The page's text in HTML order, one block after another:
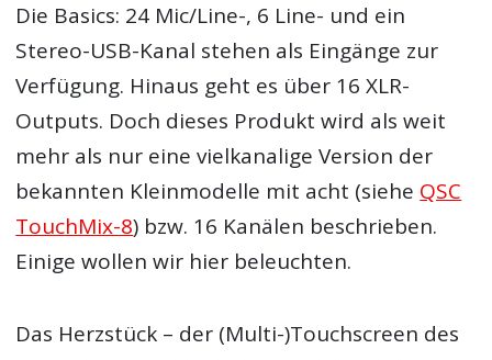
Die Basics: 24 Mic/Line-, 6 Line- und ein
Stereo-USB-Kanal stehen als Eingänge zur
Verfügung. Hinaus geht es über 16 XLR-
Outputs. Doch dieses Produkt wird als weit
mehr als nur eine vielkanalige Version der
bekannten Kleinmodelle mit acht (siehe QSC
TouchMix-8) bzw. 16 Kanälen beschrieben.
Einige wollen wir hier beleuchten.
Das Herzstück – der (Multi-)Touchscreen des